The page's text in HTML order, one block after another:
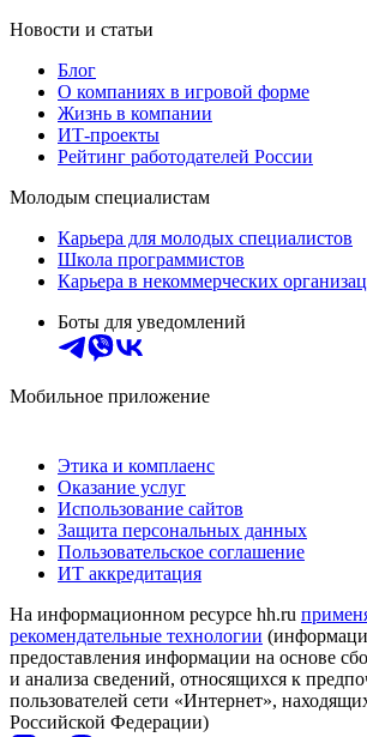
Новости и статьи
Блог
О компаниях в игровой форме
Жизнь в компании
ИТ-проекты
Рейтинг работодателей России
Молодым специалистам
Карьера для молодых специалистов
Школа программистов
Карьера в некоммерческих
Боты для уведомлений
Мобильное приложение
Этика и комплаенс
Оказание услуг
Использование сайтов
Защита персональных данных
Пользовательское соглашение
ИТ аккредитация
На информационном ресурсе hh.ru
рекомендательные технологии
предоставления информации на основе
и анализа сведений, относящихся к
пользователей сети «Интернет»,
Российской Федерации)